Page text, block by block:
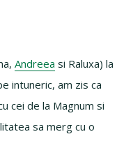
Andreea si Raluxa) la
intuneric, am zis ca
cei de la Magnum si
sa merg cu o